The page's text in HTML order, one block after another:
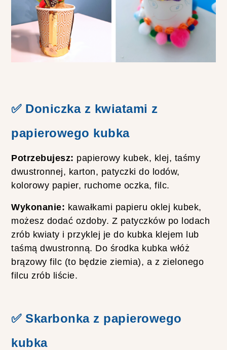
✅ Doniczka z kwiatami z
papierowego kubka
Potrzebujesz: papierowy kubek, klej, taśmy
dwustronnej, karton, patyczki do lodów,
kolorowy papier, ruchome oczka, filc.
Wykonanie: kawałkami papieru oklej kubek,
możesz dodać ozdoby. Z patyczków po lodach
zrób kwiaty i przyklej je do kubka klejem lub
taśmą dwustronną. Do środka kubka włóż
brązowy filc (to będzie ziemia), a z zielonego
filcu zrób liście.
✅ Skarbonka z papierowego
kubka